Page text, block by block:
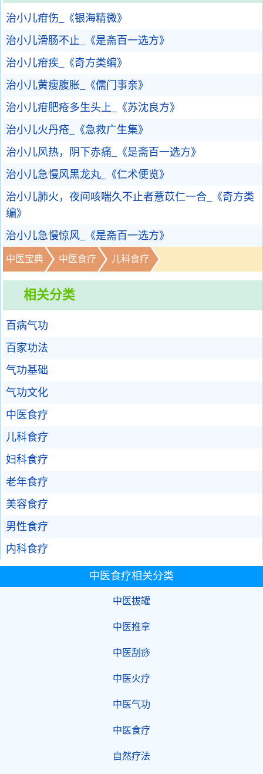
治小儿疳伤_《银海精微》
治小儿滑肠不止_《是斋百一选方》
治小儿疳疾_《奇方类编》
治小儿黄瘦腹胀_《儒门事亲》
治小儿疳肥疮多生头上_《苏沈良方》
治小儿火丹疮_《急救广生集》
治小儿风热，阴下赤痛_《是斋百一选方》
治小儿急慢风黑龙丸_《仁术便览》
治小儿肺火，夜间咳喘久不止者薏苡仁一合_《奇方类
编》
治小儿急慢惊风_《是斋百一选方》
中医宝典 中医食疗 儿科食疗
相关分类
百病气功
百家功法
气功基础
气功文化
中医食疗
儿科食疗
妇科食疗
老年食疗
美容食疗
男性食疗
内科食疗
中医食疗相关分类
中医拔罐
中医推拿
中医刮痧
中医火疗
中医气功
中医食疗
自然疗法